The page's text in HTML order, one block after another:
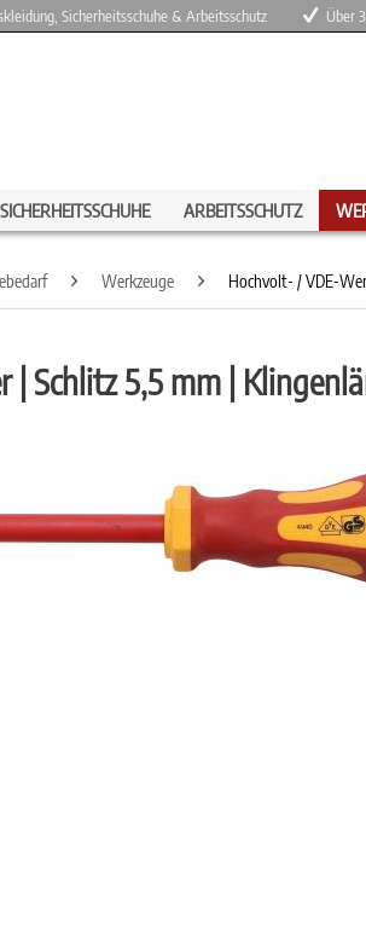
Sicherheitsschuhe & Arbeitsschutz Über
ARBEITSSCHUTZ
Werkzeuge Hochvolt- / VDE-
| Schlitz 5,5 mm |